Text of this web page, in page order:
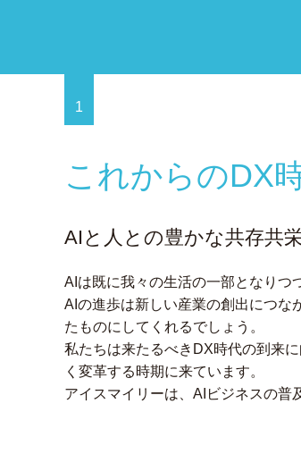
1
これからのDX
AIと人との豊かな共存共
AIは既に我々の生活の一部となりつ
AIの進歩は新しい産業の創出につな
たものにしてくれるでしょう。
私たちは来たるべきDX時代の到来
く変革する時期に来ています。
アイスマイリーは、AIビジネスの普